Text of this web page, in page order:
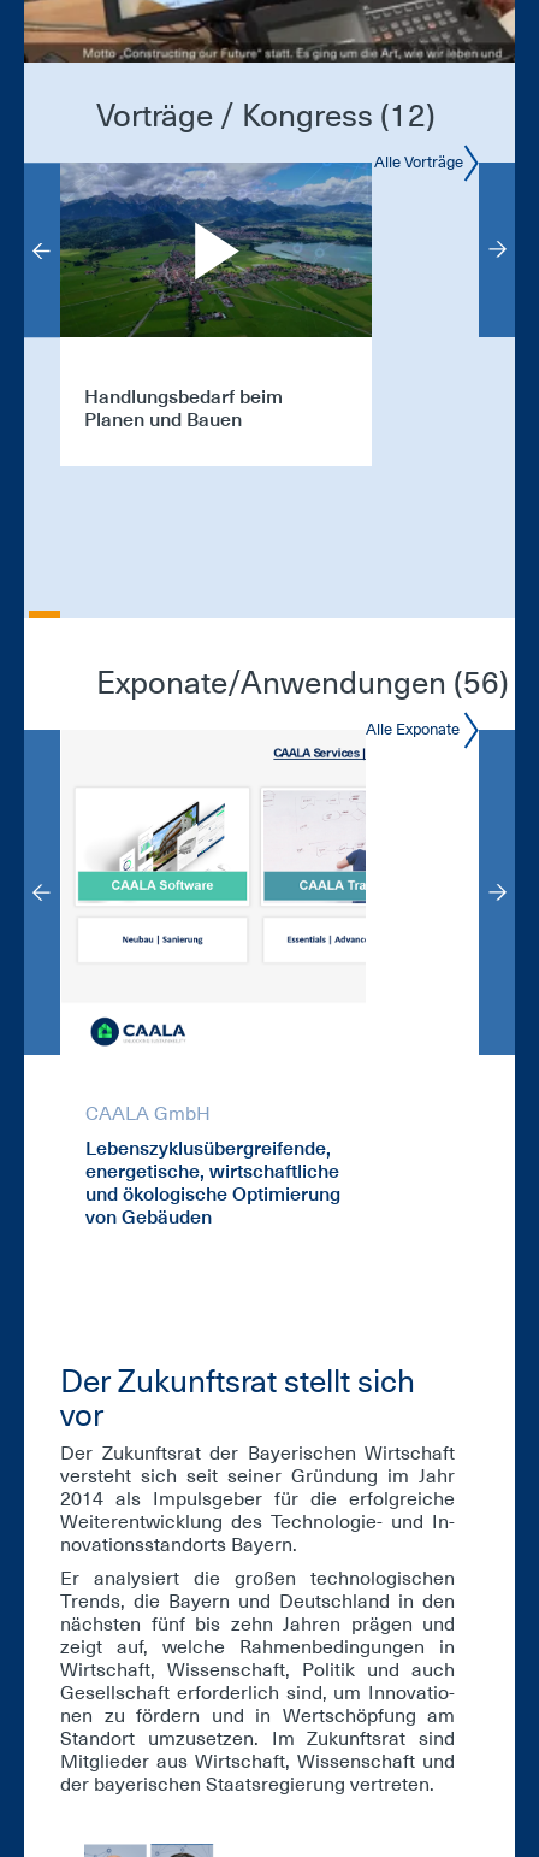
Vorträge / Kongress (12)
Alle Vorträge
Handlungsbedarf beim
Planen und Bauen
Exponate/An­wen­dun­gen (56)
Alle Exponate
CAALA GmbH
Lebenszyklusübergreifende,
energetische, wirtschaftliche
und ökologische Optimierung
von Gebäuden
Der Zu­kunfts­rat stellt sich
vor
Der Zu­kunfts­rat der Baye­ri­schen Wirt­schaft
ver­steht sich seit sei­ner Grün­dung im Jahr
2014 als Im­puls­ge­ber für die er­folg­rei­che
Wei­ter­ent­wick­lung des Tech­no­lo­gie- und In­
no­va­ti­ons­stand­orts Bay­ern.
Er ana­ly­siert die gro­ßen tech­no­lo­gi­schen
Trends, die Bay­ern und Deutsch­land in den
nächs­ten fünf bis zehn Jah­ren prä­gen und
zeigt auf, wel­che Rah­men­be­din­gun­gen in
Wirt­schaft, Wis­sen­schaft, Po­li­tik und auch
Ge­sell­schaft er­for­der­lich sind, um In­no­va­tio­
nen zu för­dern und in Wert­schöp­fung am
Stand­ort um­zu­set­zen. Im Zu­kunfts­rat sind
Mit­glie­der aus Wirt­schaft, Wis­sen­schaft und
der baye­ri­schen Staats­re­gie­rung ver­tre­ten.